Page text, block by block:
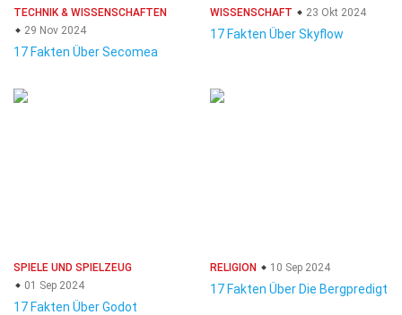
TECHNIK & WISSENSCHAFTEN
29 Nov 2024
17 Fakten Über Secomea
WISSENSCHAFT 23 Okt 2024
17 Fakten Über Skyflow
SPIELE UND SPIELZEUG
01 Sep 2024
17 Fakten Über Godot
RELIGION 10 Sep 2024
17 Fakten Über Die Bergpredigt